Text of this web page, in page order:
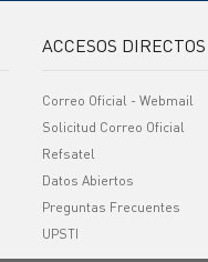
ACCESOS DIRECTOS
Correo Oficial - Webmail
Solicitud Correo Oficial
Refsatel
Datos Abiertos
Preguntas Frecuentes
UPSTI